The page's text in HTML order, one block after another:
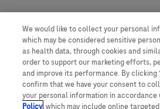
We would like to collect your personal
which may be considered sensitive
as health data, through cookies and
order to support our marketing efforts,
and improve its performance. By clicking
confirm that we have your consent to
your personal information in accordance
Policy, which may include online